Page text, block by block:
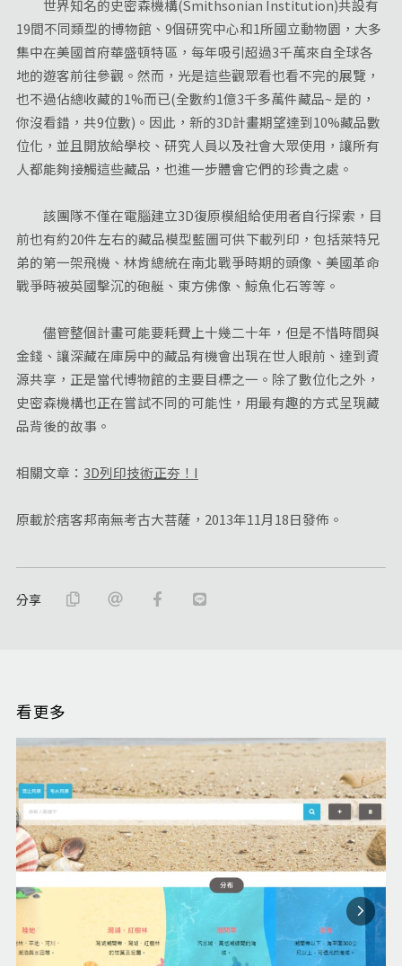
世界知名的史密森機構(Smithsonian Institution)共設有
19間不同類型的博物館、9個研究中心和1所國立動物園，大多
集中在美國首府華盛頓特區，每年吸引超過3千萬來自全球各
地的遊客前往參觀。然而，光是這些觀眾看也看不完的展覽，
也不過佔總收藏的1%而已(全數約1億3千多萬件藏品~ 是的，
你沒看錯，共9位數)。因此，新的3D計畫期望達到10%藏品數
位化，並且開放給學校、研究人員以及社會大眾使用，讓所有
人都能夠接觸這些藏品，也進一步體會它們的珍貴之處。
該團隊不僅在電腦建立3D復原模組給使用者自行探索，目
前也有約20件左右的藏品模型藍圖可供下載列印，包括萊特兄
弟的第一架飛機、林肯總統在南北戰爭時期的頭像、美國革命
戰爭時被英國擊沉的砲艇、東方佛像、鯨魚化石等等。
儘管整個計畫可能要耗費上十幾二十年，但是不惜時間與
金錢、讓深藏在庫房中的藏品有機會出現在世人眼前、達到資
源共享，正是當代博物館的主要目標之一。除了數位化之外，
史密森機構也正在嘗試不同的可能性，用最有趣的方式呈現藏
品背後的故事。
相關文章： 3D列印技術正夯！I
原載於痞客邦南無考古大菩薩，2013年11月18日發佈。
分享
看更多